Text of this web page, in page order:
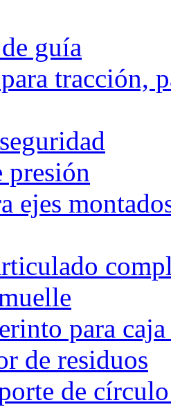
guía
tracción,
presión
ejes
para
de residuos
de